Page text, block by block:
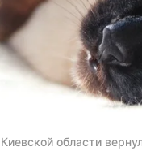
области